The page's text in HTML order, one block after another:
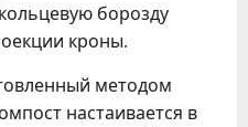
борозду
кроны.
методом
настаивается в